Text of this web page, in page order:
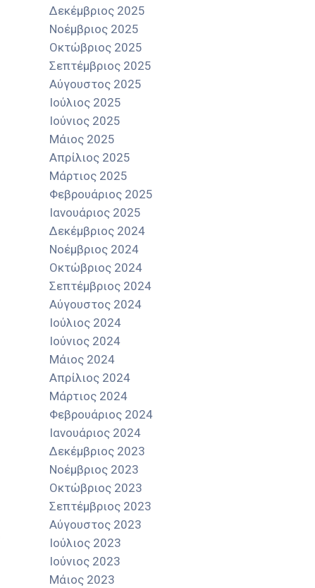
Δεκέμβριος 2025
Νοέμβριος 2025
Οκτώβριος 2025
Σεπτέμβριος 2025
Αύγουστος 2025
Ιούλιος 2025
Ιούνιος 2025
Μάιος 2025
Απρίλιος 2025
Μάρτιος 2025
Φεβρουάριος 2025
Ιανουάριος 2025
Δεκέμβριος 2024
Νοέμβριος 2024
Οκτώβριος 2024
Σεπτέμβριος 2024
Αύγουστος 2024
Ιούλιος 2024
Ιούνιος 2024
Μάιος 2024
Απρίλιος 2024
Μάρτιος 2024
Φεβρουάριος 2024
Ιανουάριος 2024
Δεκέμβριος 2023
Νοέμβριος 2023
Οκτώβριος 2023
Σεπτέμβριος 2023
Αύγουστος 2023
Ιούλιος 2023
Ιούνιος 2023
Μάιος 2023